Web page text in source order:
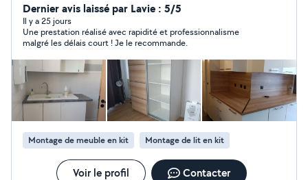
Dernier avis laissé par Lavie : 5/5
Il y a 25 jours
Une prestation réalisé avec rapidité et professionnalisme
malgré les délais court ! Je le recommande.
Montage de meuble en kit Montage de lit en kit
Voir le profil Contacter